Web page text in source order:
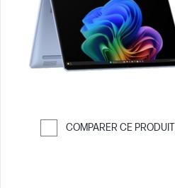
COMPARER CE PRODUIT